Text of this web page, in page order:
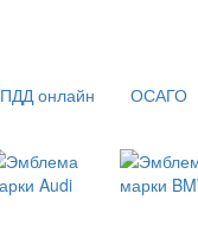
ПДД онлайн ОСАГО